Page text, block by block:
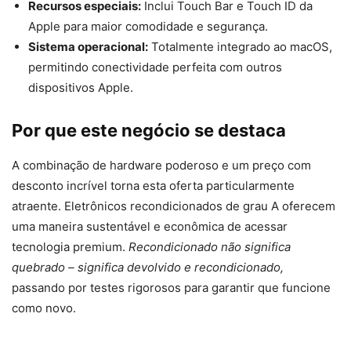
Recursos especiais: Inclui Touch Bar e Touch ID da
Apple para maior comodidade e segurança.
Sistema operacional: Totalmente integrado ao macOS,
permitindo conectividade perfeita com outros
dispositivos Apple.
Por que este negócio se destaca
A combinação de hardware poderoso e um preço com
desconto incrível torna esta oferta particularmente
atraente. Eletrônicos recondicionados de grau A oferecem
uma maneira sustentável e econômica de acessar
tecnologia premium. Recondicionado não significa
quebrado – significa devolvido e recondicionado,
passando por testes rigorosos para garantir que funcione
como novo.